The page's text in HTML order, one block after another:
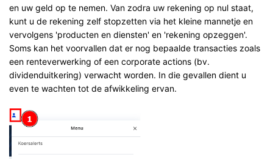
en uw geld op te nemen. Van zodra uw rekening op nul staat,
kunt u de rekening zelf stopzetten via het kleine mannetje en
vervolgens 'producten en diensten' en 'rekening opzeggen'.
Soms kan het voorvallen dat er nog bepaalde transacties zoals
een renteverwerking of een corporate actions (bv.
dividenduitkering) verwacht worden. In die gevallen dient u
even te wachten tot de afwikkeling ervan.